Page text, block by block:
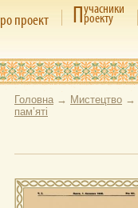
ро проект Пучасники
роекту
Головна → Мистецтво →
пам’яті